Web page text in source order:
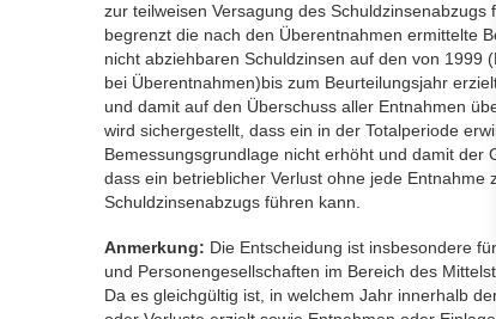
zur teilweisen Versagung des Schuldzinsenabzugs
begrenzt die nach den Überentnahmen ermittelte
nicht abziehbaren Schuldzinsen auf den von 1999
bei Überentnahmen)bis zum Beurteilungsjahr
und damit auf den Überschuss aller Entnahmen
wird sichergestellt, dass ein in der Totalperiode
Bemessungsgrundlage nicht erhöht und damit der
dass ein betrieblicher Verlust ohne jede Entnahme
Schuldzinsenabzugs führen kann.
Anmerkung: Die Entscheidung ist insbesondere
und Personengesellschaften im Bereich des
Da es gleichgültig ist, in welchem Jahr innerhalb